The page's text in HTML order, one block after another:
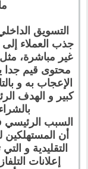
التسويق
جذب العملاء
غير مباشرة،
محتوى قيم جدا
الإعجاب به و
كبير و الهدف
السبب
أن
التقليدية و
إعلانات